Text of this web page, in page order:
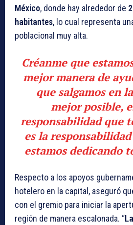
México, donde hay alrededor de
habitantes, lo cual representa
poblacional muy alta.
Créanme que
mejor manera de
que salgamos en
mejor posible,
responsabilidad que
es la
estamos dedicando
Respecto a los apoyos
hotelero en la capital, aseguró
con el gremio para iniciar la
región de manera escalonada. “